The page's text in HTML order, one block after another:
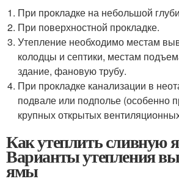
При прокладке на небольшой
При поверхностной прокладке.
Утепление необходимо местам
колодцы и септики, местам
здание, фановую трубу.
При прокладке канализации в
подвале или подполье (особенно
крупных открытых
Как утеплить сливную
Варианты утепления
ямы